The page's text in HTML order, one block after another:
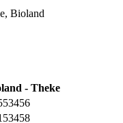
- Theke